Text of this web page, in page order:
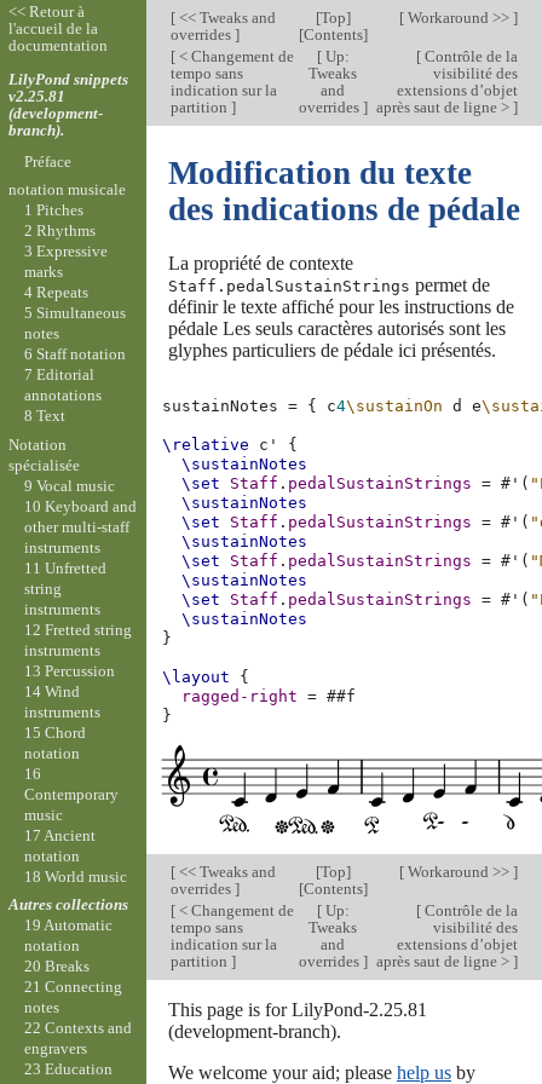
[<< Tweaks and
overrides ]
[Top]
[Contents]
[Workaround >> ]
[< Changement de
tempo sans
indication sur la
partition ]
[Up:
Tweaks
and
overrides ]
[Contrôle de la
visibilité des
extensions d’objet
après saut de ligne > ]
Modification du texte
des indications de pédale
La propriété de contexte
Staff.pedalSustainStrings permet de
définir le texte affiché pour les instructions de
pédale Les seuls caractères autorisés sont les
glyphes particuliers de pédale ici présentés.
sustainNotes = { c4\sustainOn d e
\relative c'
{
\sustainNotes
\set
Staff . pedalSustainStrings = # ' (
\sustainNotes
\set
Staff . pedalSustainStrings = # ' (
\sustainNotes
\set
Staff . pedalSustainStrings = # ' (
\sustainNotes
\set
Staff . pedalSustainStrings = # ' (
\sustainNotes
}
\layout
{
ragged-right
= ##f
}
[<< Tweaks and
overrides ]
[Top]
[Contents]
[Workaround >> ]
[< Changement de
tempo sans
indication sur la
partition ]
[Up:
Tweaks
and
overrides ]
[Contrôle de la
visibilité des
extensions d’objet
après saut de ligne > ]
This page is for LilyPond-2.25.81
(development-branch).
We welcome your aid; please help usby
<< Retour à
l'accueil de la
documentation
LilyPond snippets
v2.25.81
(development-
branch).
Préface
notation musicale
1 Pitches
2 Rhythms
3 Expressive
marks
4 Repeats
5 Simultaneous
notes
6 Staff notation
7 Editorial
annotations
8 Text
Notation
spécialisée
9 Vocal music
10 Keyboard and
other multi-staff
instruments
11 Unfretted
string
instruments
12 Fretted string
instruments
13 Percussion
14 Wind
instruments
15 Chord
notation
16
Contemporary
music
17 Ancient
notation
18 World music
Autres collections
19 Automatic
notation
20 Breaks
21 Connecting
notes
22 Contexts and
engravers
23 Education